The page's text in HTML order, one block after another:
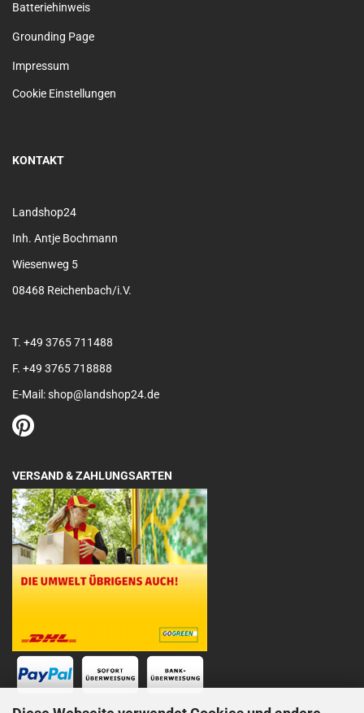
Batteriehinweis
Grounding Page
Impressum
Cookie Einstellungen
KONTAKT
Landshop24
Inh. Antje Bochmann
Wiesenweg 5
08468 Reichenbach/i.V.
T. +49 3765 711488
F. +49 3765 718888
E-Mail: shop@landshop24.de
VERSAND & ZAHLUNGSARTEN